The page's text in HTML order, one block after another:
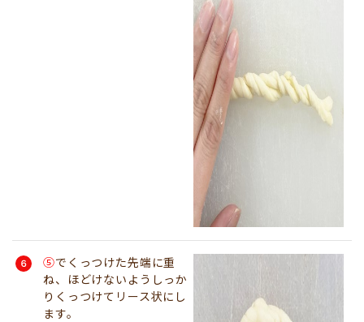
⑤でくっつけた先端に重
ね、ほどけないようしっか
りくっつけてリース状にし
ます。